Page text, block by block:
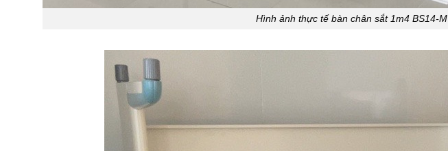
Hình ảnh thực tế bàn chân sắt 1m4 BS14-M